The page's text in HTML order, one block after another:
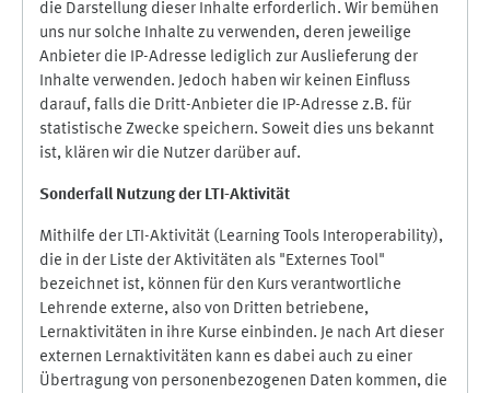
die Darstellung dieser Inhalte erforderlich. Wir bemühen
uns nur solche Inhalte zu verwenden, deren jeweilige
Anbieter die IP-Adresse lediglich zur Auslieferung der
Inhalte verwenden. Jedoch haben wir keinen Einfluss
darauf, falls die Dritt-Anbieter die IP-Adresse z.B. für
statistische Zwecke speichern. Soweit dies uns bekannt
ist, klären wir die Nutzer darüber auf.
Sonderfall Nutzung der LTI-Aktivität
Mithilfe der LTI-Aktivität (Learning Tools Interoperability),
die in der Liste der Aktivitäten als "Externes Tool"
bezeichnet ist, können für den Kurs verantwortliche
Lehrende externe, also von Dritten betriebene,
Lernaktivitäten in ihre Kurse einbinden. Je nach Art dieser
externen Lernaktivitäten kann es dabei auch zu einer
Übertragung von personenbezogenen Daten kommen, die